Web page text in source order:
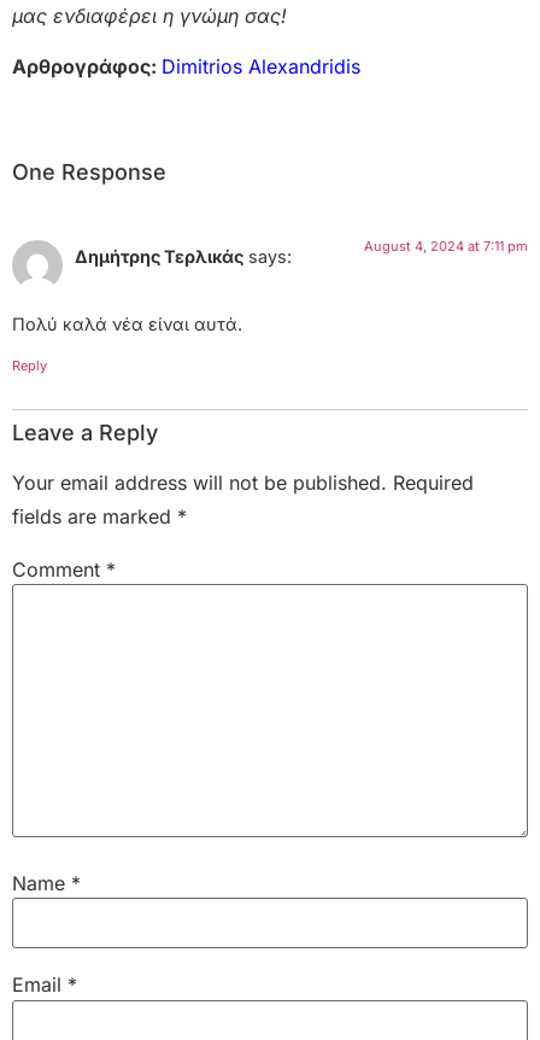
μας ενδιαφέρει η γνώμη σας!
Αρθρογράφος: Dimitrios Alexandridis
One Response
Δημήτρης Τερλικάς says: August 4, 2024 at 7:11 pm
Πολύ καλά νέα είναι αυτά.
Reply
Leave a Reply
Your email address will not be published. Required
fields are marked *
Comment *
Name *
Email *